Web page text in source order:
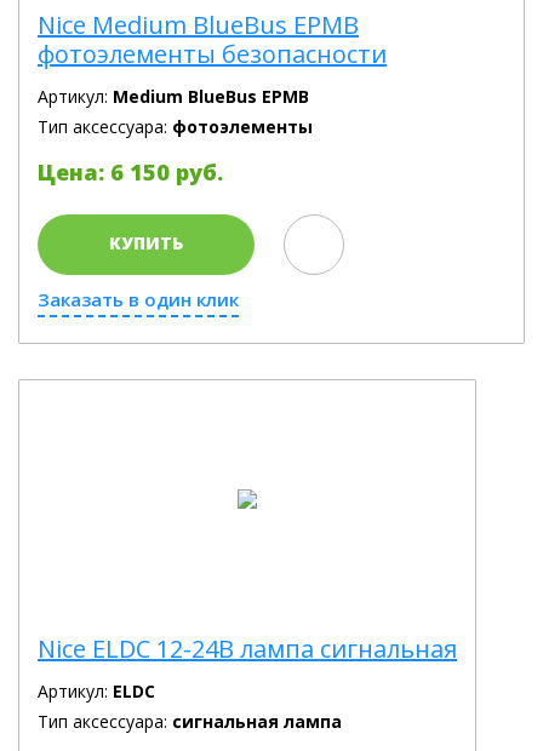
Nice Medium BlueBus EPMB
фотоэлементы безопасности
Артикул: Medium BlueBus EPMB
Тип аксессуара: фотоэлементы
Цена: 6 150 руб.
КУПИТЬ
Заказать в один клик
Nice ELDC 12-24В лампа сигнальная
Артикул: ELDC
Тип аксессуара: сигнальная лампа